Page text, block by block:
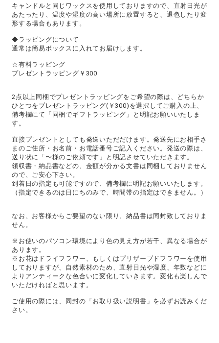
キャンドルと同じワックスを使用しておりますので、直射日光が
あたったり、温度や湿度の高い場所に放置すると、退色したり変
形する場合もあります。
◆ラッピングについて
通常は簡易ボックスに入れてお届けします。
☆有料ラッピング
プレゼントラッピング￥300
2点以上同梱でプレゼントラッピングをご希望の際は、どちらか
ひとつをプレゼントラッピング(￥300)を選択してご購入の上、
備考欄にて「同梱でギフトラッピング」と明記お願いいたしま
す。
直接プレゼントとしても発送いただだけます。発送先にお相手さ
まのご住所・お名前・お電話番号ご記入ください。発送の際は、
送り状に「〜様のご依頼です」と明記させていただきます。
領収書・納品書などの、金額が分かる文書は同梱しておりません
ので、ご安心下さい。
到着日の指定も可能ですので、備考欄に明記お願いいたします。
（指定できるのは日にちのみで、時間帯の指定はできません。）
なお、お客様からご要望のない限り、納品書は同封致しておりま
せん。
※お使いのパソコン環境により色の見え方が若干、異なる場合が
あります。
※お花はドライフラワー、もしくはプリザーブドフラワーを使用
しておりますが、自然素材のため、直射日光や湿度、年数などに
よりアンティークな色合いに変化していきます。変化も楽しんで
いただければと思います。
ご使用の際には、同封の「お取り扱い説明書」を必ずお読みくだ
さい。